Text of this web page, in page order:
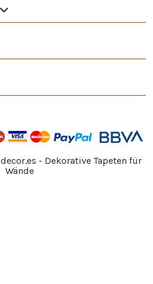
- Dekorative Tapeten für
Wände